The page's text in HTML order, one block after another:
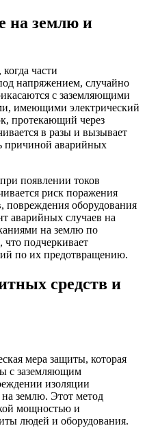
на землю и
части
напряжением, случайно
с заземляющими
имеющими электрический
протекающий через
в разы и вызывает
причиной аварийных
появлении токов
риск поражения
повреждения оборудования
аварийных случаев на
на землю по
что подчеркивает
по их предотвращению.
средств и
мера защиты, которая
с заземляющим
изоляции
землю. Этот метод
мощностью и
людей и оборудования.